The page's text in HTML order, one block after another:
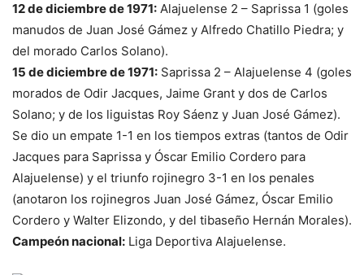
12 de diciembre de 1971: Alajuelense 2 – Saprissa 1 (goles
manudos de Juan José Gámez y Alfredo Chatillo Piedra; y
del morado Carlos Solano).
15 de diciembre de 1971: Saprissa 2 – Alajuelense 4 (goles
morados de Odir Jacques, Jaime Grant y dos de Carlos
Solano; y de los liguistas Roy Sáenz y Juan José Gámez).
Se dio un empate 1-1 en los tiempos extras (tantos de Odir
Jacques para Saprissa y Óscar Emilio Cordero para
Alajuelense) y el triunfo rojinegro 3-1 en los penales
(anotaron los rojinegros Juan José Gámez, Óscar Emilio
Cordero y Walter Elizondo, y del tibaseño Hernán Morales).
Campeón nacional: Liga Deportiva Alajuelense.